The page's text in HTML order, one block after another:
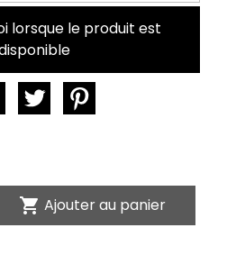
lorsque le produit est
shopping_cart Ajouter au panier